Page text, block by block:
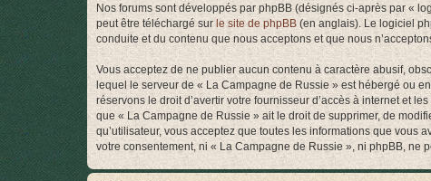
Nos forums sont développés par phpBB (désignés ci-après par «
peut être téléchargé sur le site de phpBB (en anglais). Le logiciel
conduite et du contenu que nous acceptons et que nous
Vous acceptez de ne publier aucun contenu à caractère abusif,
lequel le serveur de « La Campagne de Russie » est hébergé ou
réservons le droit d’avertir votre fournisseur d’accès à internet et
que « La Campagne de Russie » ait le droit de supprimer, de
qu’utilisateur, vous acceptez que toutes les informations que
votre consentement, ni « La Campagne de Russie », ni phpBB, ne